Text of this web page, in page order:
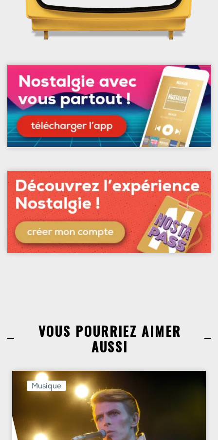
VOUS POURRIEZ AIMER
AUSSI
Musique